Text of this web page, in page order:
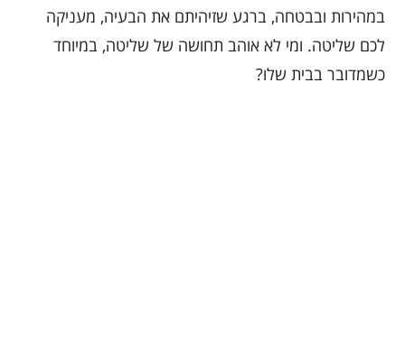
במהירות ובבטחה, ברגע שזיהיתם את הבעיה, מעניקה
לכם שליטה. ומי לא אוהב תחושה של שליטה, במיוחד
כשמדובר בבית שלו?